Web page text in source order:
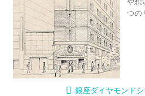
つの
銀座ダイヤモンド